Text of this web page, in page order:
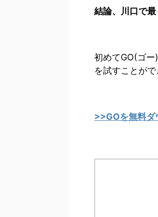
結論、川口で
初めてGO(ゴー
を試すことがで
>>GOを無料ダ